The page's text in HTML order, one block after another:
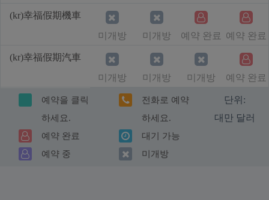
(kr)幸福假期機車
(kr)幸福假期汽車
미개방 미개방 예약 완료 예약 완료
미개방 미개방 미개방 예약 완료
예약을 클릭
하세요.
전화로 예약
하세요.
예약 완료
대기 가능
예약 중
미개방
단위:
대만 달러